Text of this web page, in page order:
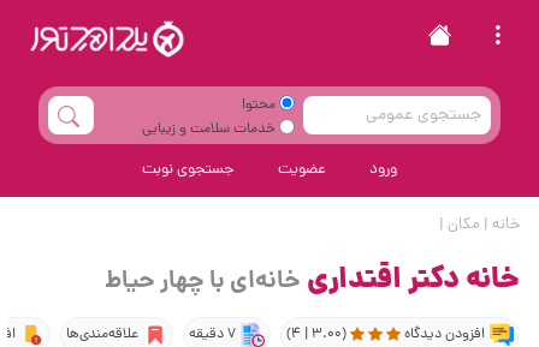
محتوا
خدمات سلامت و زیبایی
ورود عضویت جستجوی نوبت
خانه | مکان |
خانه دکتر اقتداری خانه‌ای با چهار حیاط
افزودن دیدگاه (3.00 | 4) 7 دقیقه علاقه‌مندی‌ها